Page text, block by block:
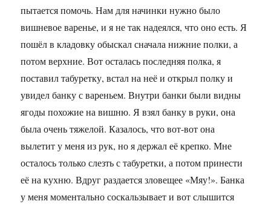
пытается помочь. Нам для начинки нужно было
вишневое варенье, и я не так надеялся, что оно есть. Я
пошёл в кладовку обыскал сначала нижние полки, а
потом верхние. Вот осталась последняя полка, я
поставил табуретку, встал на неё и открыл полку и
увидел банку с вареньем. Внутри банки были видны
ягоды похожие на вишню. Я взял банку в руки, она
была очень тяжелой. Казалось, что вот-вот она
вылетит у меня из рук, но я держал её крепко. Мне
осталось только слезть с табуретки, а потом принести
её на кухню. Вдруг раздается зловещее «Мяу!». Банка
у меня моментально соскальзывает и вот слышится